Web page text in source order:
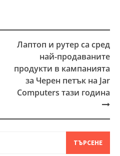
Лаптоп и рутер са сред
най-продаваните
продукти в кампанията
за Черен петък на Jar
Computers тази година